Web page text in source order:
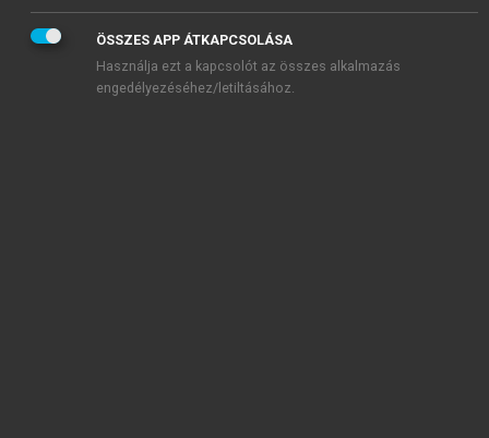
ÖSSZES APP ÁTKAPCSOLÁSA
Használja ezt a kapcsolót az összes alkalmazás
engedélyezéséhez/letiltásához.